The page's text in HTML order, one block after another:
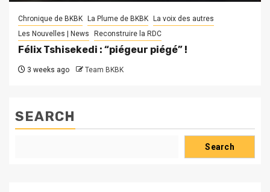
Chronique de BKBK La Plume de BKBK La voix des autres
Les Nouvelles | News
Reconstruire la RDC
Félix Tshisekedi : “piégeur piégé” !
3 weeks ago Team BKBK
SEARCH
Search